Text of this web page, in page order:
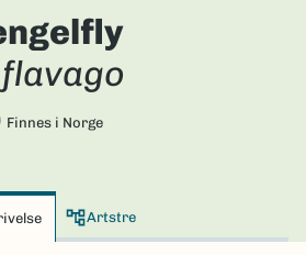
Finnes i Norge
Artstre